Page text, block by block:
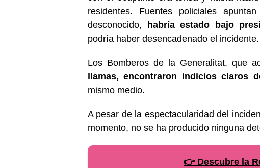
residentes. Fuentes policiales
desconocido, habría estado bajo
podría haber desencadenado el incidente.
Los Bomberos de la Generalitat, que
llamas, encontraron indicios claros
mismo medio.
A pesar de la espectacularidad del
momento, no se ha producido ninguna
👉 Descubre la